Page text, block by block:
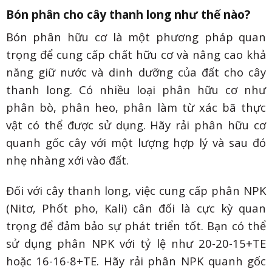
Bón phân cho cây thanh long như thế nào?
Bón phân hữu cơ là một phương pháp quan
trọng để cung cấp chất hữu cơ và nâng cao khả
năng giữ nước và dinh dưỡng của đất cho cây
thanh long. Có nhiều loại phân hữu cơ như
phân bò, phân heo, phân làm từ xác bã thực
vật có thể được sử dụng. Hãy rải phân hữu cơ
quanh gốc cây với một lượng hợp lý và sau đó
nhẹ nhàng xới vào đất.
Đối với cây thanh long, việc cung cấp phân NPK
(Nitơ, Phốt pho, Kali) cân đối là cực kỳ quan
trọng để đảm bảo sự phát triển tốt. Bạn có thể
sử dụng phân NPK với tỷ lệ như 20-20-15+TE
hoặc 16-16-8+TE. Hãy rải phân NPK quanh gốc